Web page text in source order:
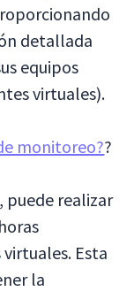
detallada
equipos
virtuales).
monitoreo??
puede realizar
Esta
la